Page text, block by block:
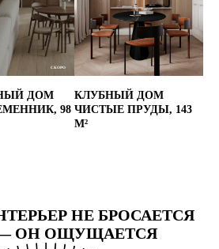
СКОРО
ДОМ
98
КЛУБНЫЙ ДОМ
ЧИСТЫЕ ПРУДЫ, 143
М²
НЕ БРОСАЕТСЯ
— ОН ОЩУЩАЕТСЯ